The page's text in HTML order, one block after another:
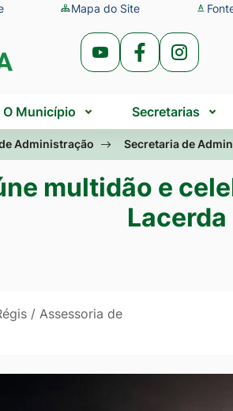
Mapa do Site
Acessar
Rede
Social
Youtube
Acessar
Rede
Social
Facebook
Acessar
Rede
Social
O Município Secretarias
Administração Secretaria de
multidão e
Lacerda
/ Assessoria de